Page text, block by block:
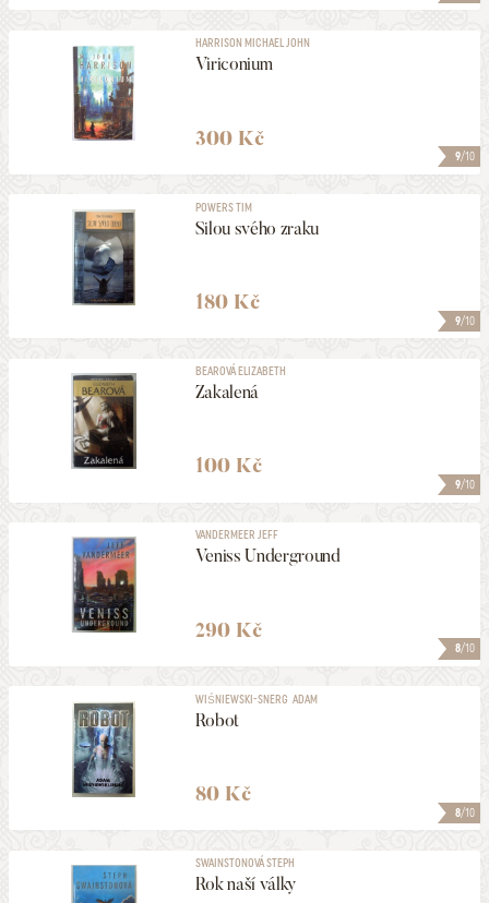
9/10
HARRISON MICHAEL JOHN
Viriconium
300 Kč
9/10
POWERS TIM
Silou svého zraku
180 Kč
9/10
BEAROVÁ ELIZABETH
Zakalená
100 Kč
8/10
VANDERMEER JEFF
Veniss Underground
290 Kč
8/10
WIŚNIEWSKI-SNERG ADAM
Robot
80 Kč
SWAINSTONOVÁ STEPH
Rok naší války